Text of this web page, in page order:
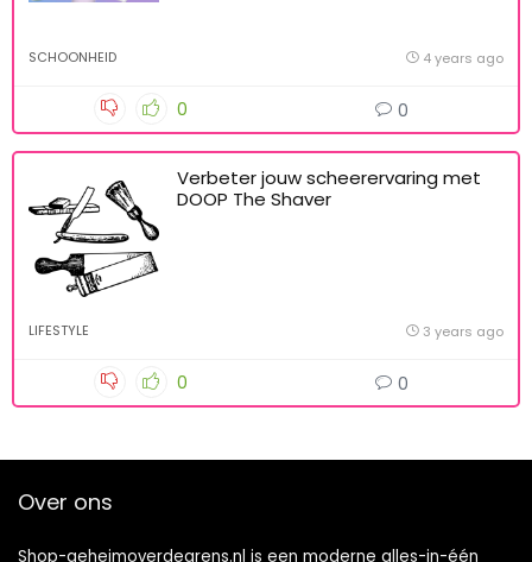
SCHOONHEID 4 years ago
0 0
Verbeter jouw scheerervaring met
DOOP The Shaver
LIFESTYLE 3 years ago
0 0
Over ons
Shop-geheimoverdegrens.nl is een moderne alles-in-één